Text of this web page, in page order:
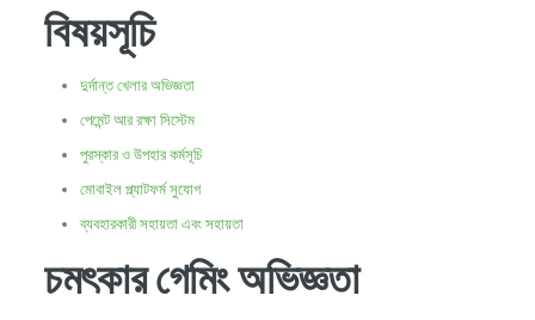
বিষয়সূচি
দুর্দান্ত খেলার অভিজ্ঞতা
পেমেন্ট আর রক্ষা সিস্টেম
পুরস্কার ও উপহার কর্মসূচি
মোবাইল প্ল্যাটফর্ম সুযোগ
ব্যবহারকারী সহায়তা এবং সহায়তা
চমৎকার গেমিং অভিজ্ঞতা